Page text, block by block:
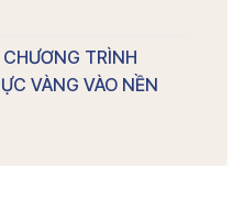
TRÌNH
VÀNG VÀO NỀN